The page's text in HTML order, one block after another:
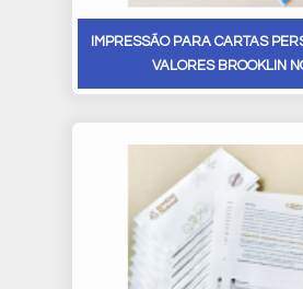
IMPRESSÃO PARA CARTAS
VALORES BROOKLIN